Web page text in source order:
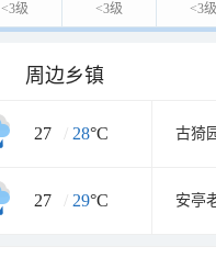
<3级 <3级 <3级
周边乡镇
27 / 28°C 古猗
27 / 29°C 安亭